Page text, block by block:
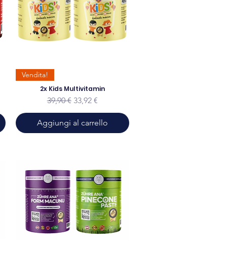
Vendita!
2x Kids Multivitamin
Prezzo regolare
39,90 € Prezzo scontato
33,92 €
Aggiungi al carrello